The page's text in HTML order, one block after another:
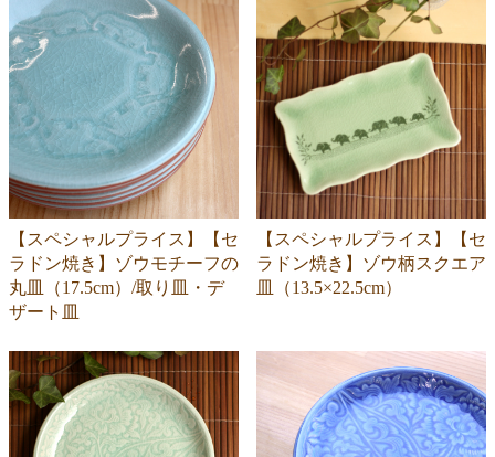
【スペシャルプライス】【セ
ラドン焼き】ゾウモチーフの
丸皿（17.5cm）/取り皿・デ
ザート皿
【スペシャルプライス】【セ
ラドン焼き】ゾウ柄スクエア
皿（13.5×22.5cm）